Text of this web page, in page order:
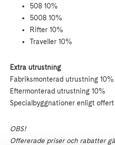
508 10%
5008 10%
Rifter 10%
Traveller 10%
Extra utrustning
Fabriksmonterad utrustning 10%
Eftermonterad utrustning 10%
Specialbyggnationer enligt offert
OBS!
Offererade priser och rabatter